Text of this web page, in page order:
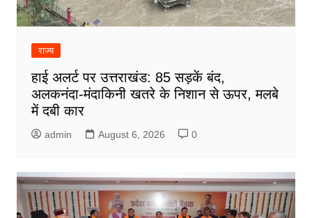
राज्य
हाई अलर्ट पर उत्तराखंड: 85 सड़कें बंद,
अलकनंदा-मंदाकिनी खतरे के निशान से ऊपर, मलबे
में दबी कार
admin August 6, 2026 0